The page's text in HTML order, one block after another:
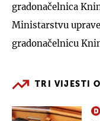
gradonačelnica
Ministarstvu
gradonačelnicu
TRI VIJESTI